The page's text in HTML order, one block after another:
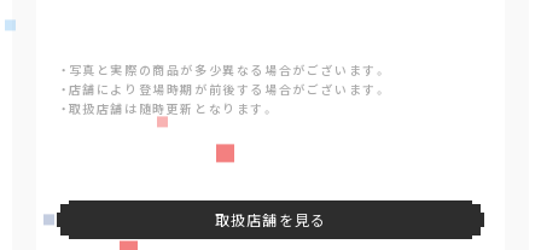
・写真と実際の商品が多少異なる場合がございます。
・店舗により登場時期が前後する場合がございます。
・取扱店舗は随時更新となります。
取扱店舗を見る